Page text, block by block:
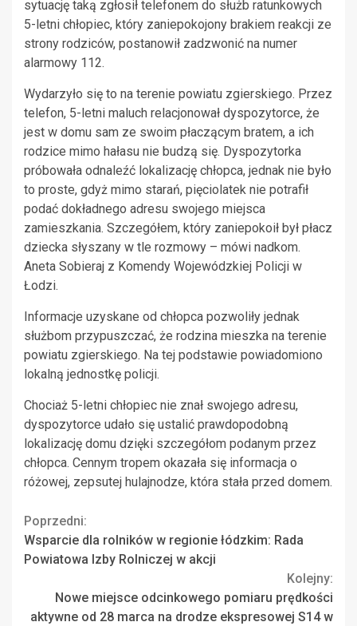
sytuację taką zgłosił telefonem do służb ratunkowych
5-letni chłopiec, który zaniepokojony brakiem reakcji ze
strony rodziców, postanowił zadzwonić na numer
alarmowy 112.
Wydarzyło się to na terenie powiatu zgierskiego. Przez
telefon, 5-letni maluch relacjonował dyspozytorce, że
jest w domu sam ze swoim płaczącym bratem, a ich
rodzice mimo hałasu nie budzą się. Dyspozytorka
próbowała odnaleźć lokalizację chłopca, jednak nie było
to proste, gdyż mimo starań, pięciolatek nie potrafił
podać dokładnego adresu swojego miejsca
zamieszkania. Szczegółem, który zaniepokoił był płacz
dziecka słyszany w tle rozmowy – mówi nadkom.
Aneta Sobieraj z Komendy Wojewódzkiej Policji w
Łodzi.
Informacje uzyskane od chłopca pozwoliły jednak
służbom przypuszczać, że rodzina mieszka na terenie
powiatu zgierskiego. Na tej podstawie powiadomiono
lokalną jednostkę policji.
Chociaż 5-letni chłopiec nie znał swojego adresu,
dyspozytorce udało się ustalić prawdopodobną
lokalizację domu dzięki szczegółom podanym przez
chłopca. Cennym tropem okazała się informacja o
różowej, zepsutej hulajnodze, która stała przed domem.
Continue
Reading
Poprzedni:
Wsparcie dla rolników w regionie łódzkim: Rada
Powiatowa Izby Rolniczej w akcji
Kolejny:
Nowe miejsce odcinkowego pomiaru prędkości
aktywne od 28 marca na drodze ekspresowej S14 w